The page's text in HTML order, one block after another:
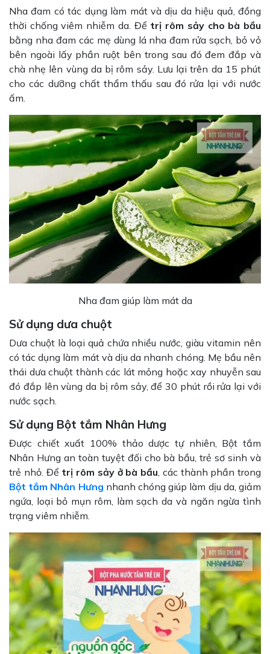
Nha đam có tác dụng làm mát và dịu da hiệu quả, đồng
thời chống viêm nhiễm da. Để trị rôm sảy cho bà bầu
bằng nha đam các mẹ dùng lá nha đam rửa sạch, bỏ vỏ
bên ngoài lấy phần ruột bên trong sau đó đem đắp và
chà nhẹ lên vùng da bị rôm sảy. Lưu lại trên da 15 phút
cho các dưỡng chất thẩm thấu sau đó rửa lại với nước
ấm.
Nha đam giúp làm mát da
Sử dụng dưa chuột
Dưa chuột là loại quả chứa nhiều nước, giàu vitamin nên
có tác dụng làm mát và dịu da nhanh chóng. Mẹ bầu nên
thái dưa chuột thành các lát mỏng hoặc xay nhuyễn sau
đó đắp lên vùng da bị rôm sảy, để 30 phút rồi rửa lại với
nước sạch.
Sử dụng Bột tắm Nhân Hưng
Được chiết xuất 100% thảo dược tự nhiên, Bột tắm
Nhân Hưng an toàn tuyệt đối cho bà bầu, trẻ sơ sinh và
trẻ nhỏ. Để trị rôm sảy ở bà bầu, các thành phần trong
Bột tắm Nhân Hưng nhanh chóng giúp làm dịu da, giảm
ngứa, loại bỏ mụn rôm, làm sạch da và ngăn ngừa tình
trạng viêm nhiễm.